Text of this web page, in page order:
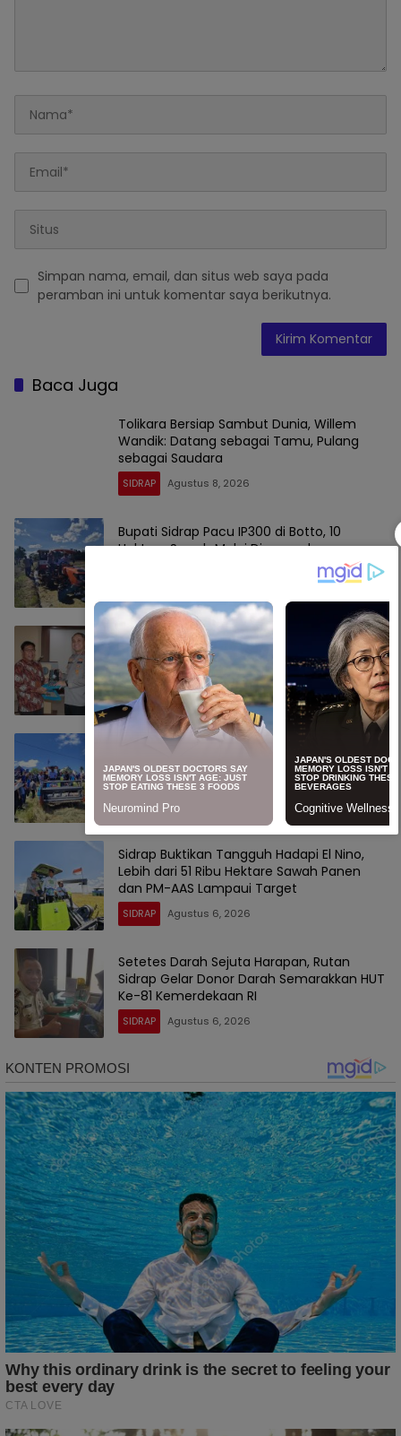
Simpan nama, email, dan situs web saya pada
peramban ini untuk komentar saya berikutnya.
Baca Juga
Tolikara Bersiap Sambut Dunia, Willem
Wandik: Datang sebagai Tamu, Pulang
sebagai Saudara
SIDRAP Agustus 8, 2026
Bupati Sidrap Pacu IP300 di Botto, 10
Hektare Sawah Mulai Digarap dengan
Kapolres Sidrap Sambangi Rektor UMS,
Perkuat Sinergi Kampus dan Kepolisian
SIDRAP Agustus 7, 2026
Panen di Desa Botto 9,5 Ton per Hektare,
Bupati Sidrap Genjot IP300 dan Bor Listrik
Sidrap Buktikan Tangguh Hadapi El Nino,
Lebih dari 51 Ribu Hektare Sawah Panen
dan PM-AAS Lampaui Target
SIDRAP Agustus 6, 2026
Setetes Darah Sejuta Harapan, Rutan
Sidrap Gelar Donor Darah Semarakkan HUT
Ke-81 Kemerdekaan RI
SIDRAP Agustus 6, 2026